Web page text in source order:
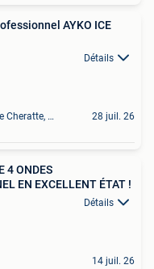
AYKO ICE
Détails
Oupeye+Partie De Cheratte, Herstal Et Wandre 28 juil. 26
4 ONDES
EN EXCELLENT ÉTAT !
Détails
14 juil. 26